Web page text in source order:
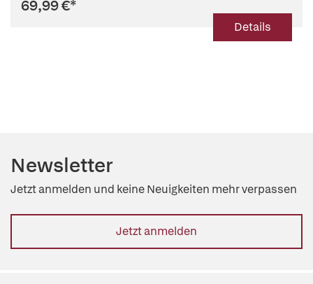
69,99 €*
Details
Newsletter
Jetzt anmelden und keine Neuigkeiten mehr verpassen
Jetzt anmelden